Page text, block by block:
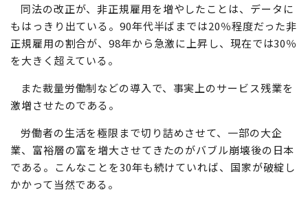
同法の改正が、非正規雇用を増やしたことは、データに
もはっきり出ている。90年代半ばまでは20％程度だった非
正規雇用の割合が、98年から急激に上昇し、現在では30％
を大きく超えている。
また裁量労働制などの導入で、事実上のサービス残業を
激増させたのである。
労働者の生活を極限まで切り詰めさせて、一部の大企
業、富裕層の富を増大させてきたのがバブル崩壊後の日本
である。こんなことを30年も続けていれば、国家が破綻し
かかって当然である。